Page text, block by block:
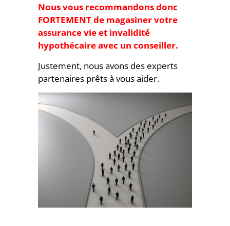
Nous vous recommandons donc
FORTEMENT de magasiner votre
assurance vie et invalidité
hypothécaire avec un conseiller.
Justement, nous avons des experts
partenaires prêts à vous aider.